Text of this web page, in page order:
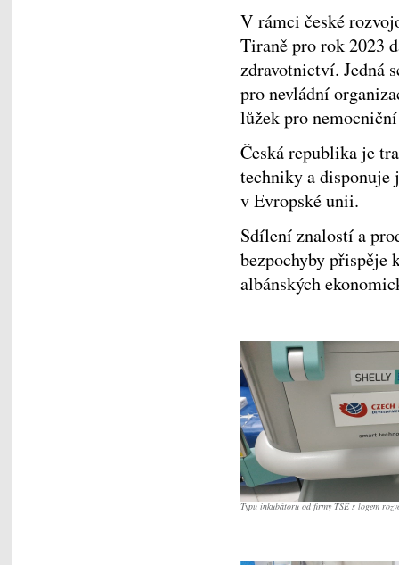
V rámci české
Tiraně pro rok 2023
zdravotnictví. Jedná
pro nevládní
lůžek pro
Česká republika je
techniky a disponuje
v Evropské unii.
Sdílení znalostí a
bezpochyby přispěje
albánských
Typu inkubátoru od firmy TSE s logem